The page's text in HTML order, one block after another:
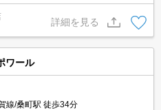
ます！ガス代が気になる方にはお
詳細を見る
ワール
線/桑町駅 徒歩34分